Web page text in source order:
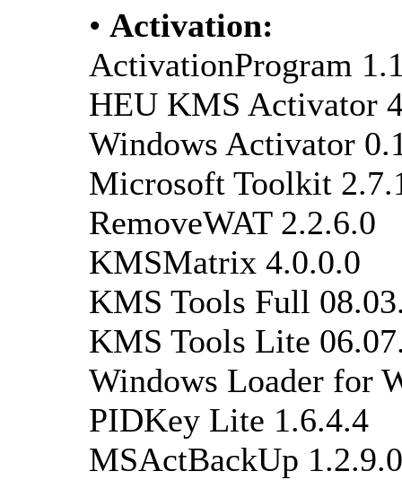
• Activation:
ActivationProgram
HEU KMS Activator
Windows Activator
Microsoft Toolkit
RemoveWAT 2.2.6.0
KMSMatrix 4.0.0.0
KMS Tools Full
KMS Tools Lite
Windows Loader for
PIDKey Lite 1.6.4.4
MSActBackUp 1.2.9.0